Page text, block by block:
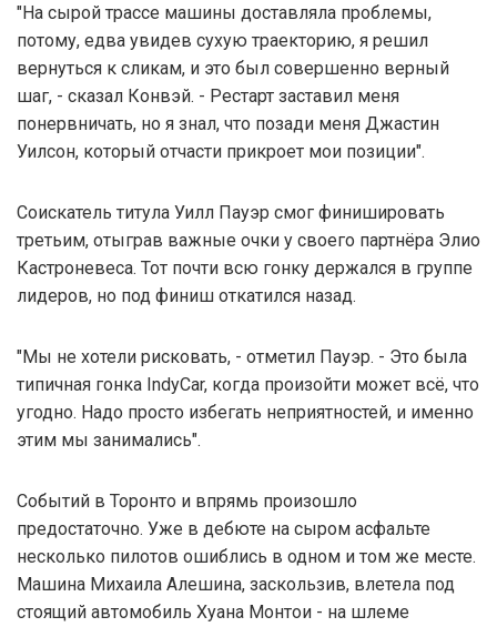
"На сырой трассе машины доставляла проблемы,
потому, едва увидев сухую траекторию, я решил
вернуться к сликам, и это был совершенно верный
шаг, - сказал Конвэй. - Рестарт заставил меня
понервничать, но я знал, что позади меня Джастин
Уилсон, который отчасти прикроет мои позиции".
Соискатель титула Уилл Пауэр смог финишировать
третьим, отыграв важные очки у своего партнёра Элио
Кастроневеса. Тот почти всю гонку держался в группе
лидеров, но под финиш откатился назад.
"Мы не хотели рисковать, - отметил Пауэр. - Это была
типичная гонка IndyCar, когда произойти может всё, что
угодно. Надо просто избегать неприятностей, и именно
этим мы занимались".
Событий в Торонто и впрямь произошло
предостаточно. Уже в дебюте на сыром асфальте
несколько пилотов ошиблись в одном и том же месте.
Машина Михаила Алешина, заскользив, влетела под
стоящий автомобиль Хуана Монтои - на шлеме